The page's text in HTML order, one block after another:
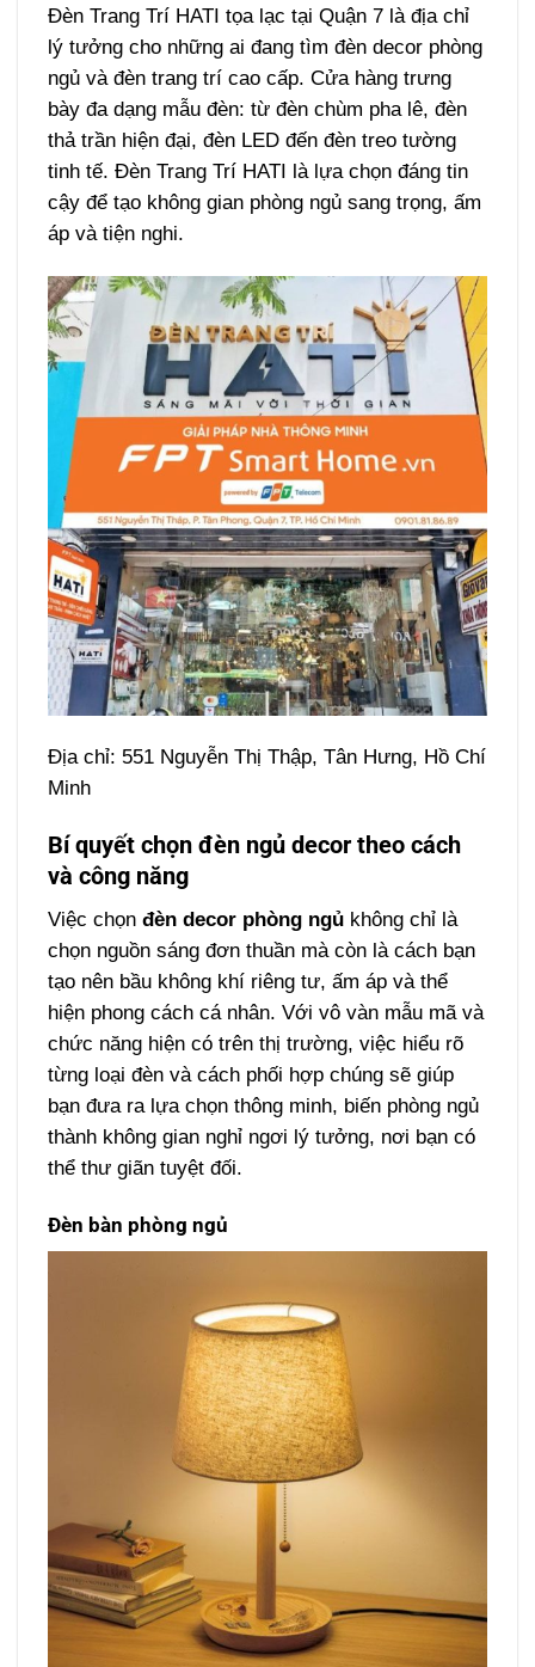
Đèn Trang Trí HATI tọa lạc tại Quận 7 là địa chỉ
lý tưởng cho những ai đang tìm đèn decor phòng
ngủ và đèn trang trí cao cấp. Cửa hàng trưng
bày đa dạng mẫu đèn: từ đèn chùm pha lê, đèn
thả trần hiện đại, đèn LED đến đèn treo tường
tinh tế. Đèn Trang Trí HATI là lựa chọn đáng tin
cậy để tạo không gian phòng ngủ sang trọng, ấm
áp và tiện nghi.
Địa chỉ: 551 Nguyễn Thị Thập, Tân Hưng, Hồ Chí
Minh
Bí quyết chọn đèn ngủ decor theo cách
và công năng
Việc chọnđèn decor phòng ngủ không chỉ là
chọn nguồn sáng đơn thuần mà còn là cách bạn
tạo nên bầu không khí riêng tư, ấm áp và thể
hiện phong cách cá nhân. Với vô vàn mẫu mã và
chức năng hiện có trên thị trường, việc hiểu rõ
từng loại đèn và cách phối hợp chúng sẽ giúp
bạn đưa ra lựa chọn thông minh, biến phòng ngủ
thành không gian nghỉ ngơi lý tưởng, nơi bạn có
thể thư giãn tuyệt đối.
Đèn bàn phòng ngủ